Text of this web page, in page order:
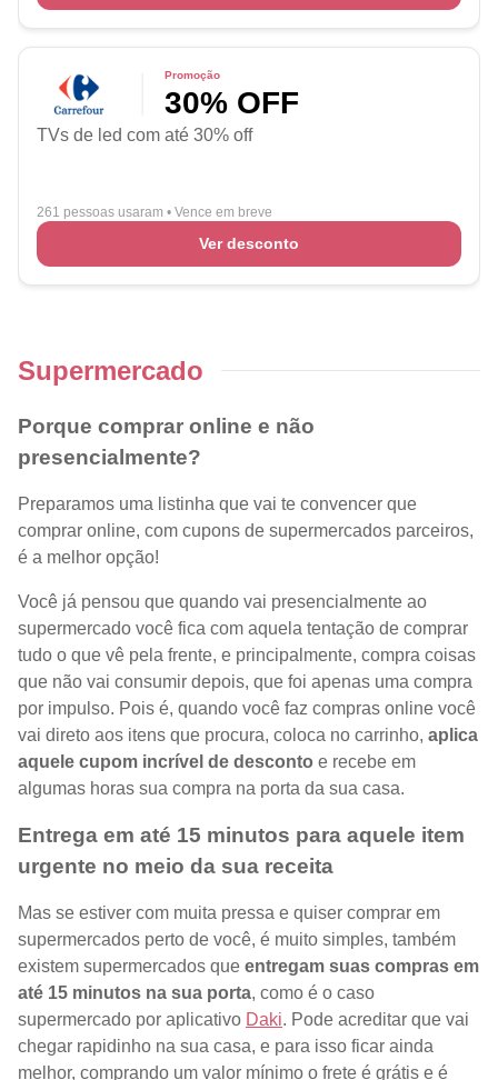
Promoção
30% OFF
TVs de led com até 30% off
261 pessoas usaram • Vence em breve
Ver desconto
Supermercado
Porque comprar online e não
presencialmente?
Preparamos uma listinha que vai te convencer que
comprar online, com cupons de supermercados parceiros,
é a melhor opção!
Você já pensou que quando vai presencialmente ao
supermercado você fica com aquela tentação de comprar
tudo o que vê pela frente, e principalmente, compra coisas
que não vai consumir depois, que foi apenas uma compra
por impulso. Pois é, quando você faz compras online você
vai direto aos itens que procura, coloca no carrinho, aplica
aquele cupom incrível de desconto e recebe em
algumas horas sua compra na porta da sua casa.
Entrega em até 15 minutos para aquele item
urgente no meio da sua receita
Mas se estiver com muita pressa e quiser comprar em
supermercados perto de você, é muito simples, também
existem supermercados que entregam suas compras em
até 15 minutos na sua porta, como é o caso
supermercado por aplicativo Daki. Pode acreditar que vai
chegar rapidinho na sua casa, e para isso ficar ainda
melhor, comprando um valor mínimo o frete é grátis e é